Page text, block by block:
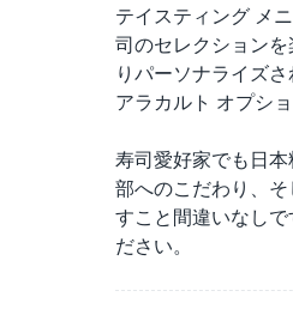
テイスティング メ
司のセレクション
りパーソナライズ
アラカルト オプシ
寿司愛好家でも日
部へのこだわり、
すこと間違いなし
ださい。